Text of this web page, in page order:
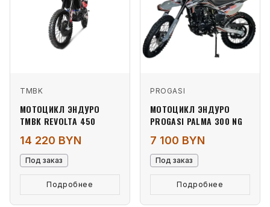
TMBK
МОТОЦИКЛ ЭНДУРО
TMBK REVOLTA 450
14 220 BYN
Под заказ
Подробнее
PROGASI
МОТОЦИКЛ ЭНДУРО
PROGASI PALMA 300 NG
7 100 BYN
Под заказ
Подробнее